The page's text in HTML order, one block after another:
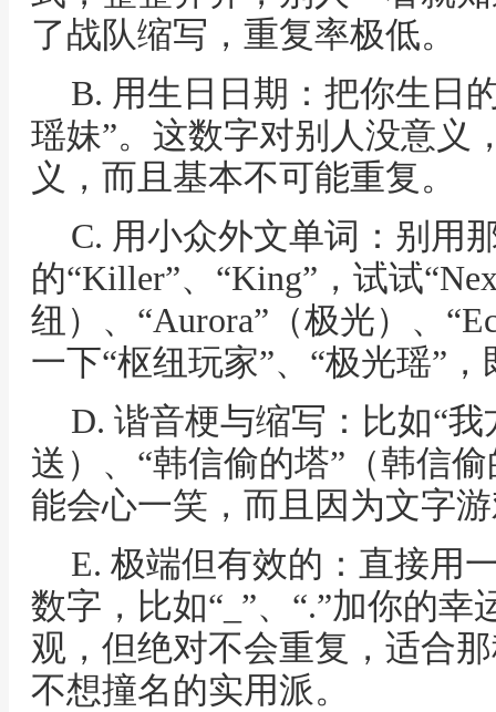
了战队缩写，重复率极低。
B. 用生日日期：把你生日
瑶妹”。这数字对别人没意义
义，而且基本不可能重复。
C. 用小众外文单词：别用
的“Killer”、“King”，试试
纽）、“Aurora”（极光）、
一下“枢纽玩家”、“极光瑶”
D. 谐音梗与缩写：比如“
送）、“韩信偷的塔”（韩信
能会心一笑，而且因为文字
E. 极端但有效的：直接用
数字，比如“_”、“.”加你的
观，但绝对不会重复，适合
不想撞名的实用派。